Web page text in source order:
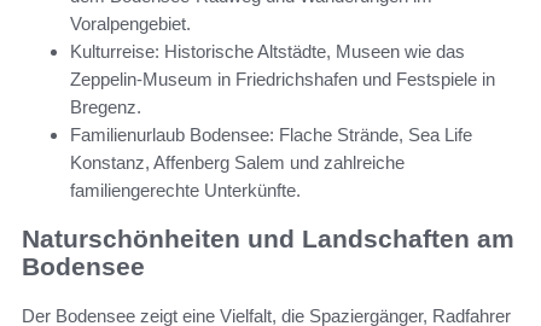
Voralpengebiet.
Kulturreise: Historische Altstädte, Museen wie das
Zeppelin-Museum in Friedrichshafen und Festspiele in
Bregenz.
Familienurlaub Bodensee: Flache Strände, Sea Life
Konstanz, Affenberg Salem und zahlreiche
familiengerechte Unterkünfte.
Naturschönheiten und Landschaften am
Bodensee
Der Bodensee zeigt eine Vielfalt, die Spaziergänger, Radfahrer